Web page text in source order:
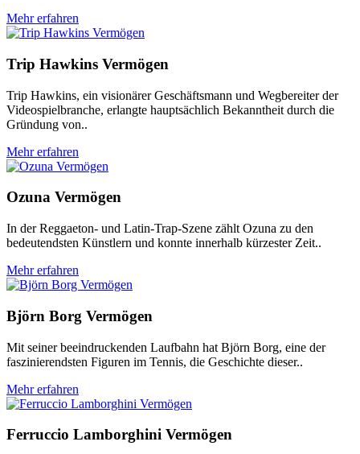
Mehr erfahren
Trip Hawkins Vermögen
Trip Hawkins, ein visionärer Geschäftsmann und Wegbereiter der
Videospielbranche, erlangte hauptsächlich Bekanntheit durch die
Gründung von..
Mehr erfahren
Ozuna Vermögen
In der Reggaeton- und Latin-Trap-Szene zählt Ozuna zu den
bedeutendsten Künstlern und konnte innerhalb kürzester Zeit..
Mehr erfahren
Björn Borg Vermögen
Mit seiner beeindruckenden Laufbahn hat Björn Borg, eine der
faszinierendsten Figuren im Tennis, die Geschichte dieser..
Mehr erfahren
Ferruccio Lamborghini Vermögen